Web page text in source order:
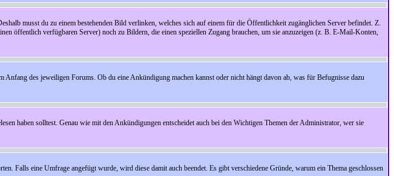
musst du zu einem bestehenden Bild verlinken, welches sich auf einem für die Öffentlichkeit zugänglichen Server befindet. Z.
öffentlich verfügbaren Server) noch zu Bildern, die einen speziellen Zugang brauchen, um sie anzuzeigen (z. B. E-Mail-Konten,
des jeweiligen Forums. Ob du eine Ankündigung machen kannst oder nicht hängt davon ab, was für Befugnisse dazu
haben solltest. Genau wie mit den Ankündigungen entscheidet auch bei den Wichtigen Themen der Administrator, wer sie
Falls eine Umfrage angefügt wurde, wird diese damit auch beendet. Es gibt verschiedene Gründe, warum ein Thema geschlossen